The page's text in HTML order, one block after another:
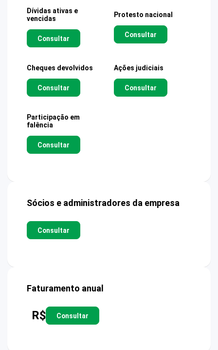
Dívidas ativas e
vencidas
Consultar
Protesto nacional
Consultar
Cheques devolvidos
Consultar
Ações judiciais
Consultar
Participação em
falência
Consultar
Sócios e administradores da empresa
Consultar
Faturamento anual
R$ Consultar